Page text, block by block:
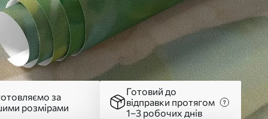
за
розмірами
Готовий до
відправки протягом
1–3 робочих днів